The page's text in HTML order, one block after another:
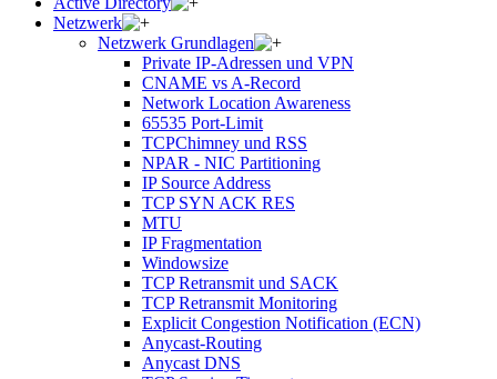
Netzwerk
Netzwerk Grundlagen
Private IP-Adressen und VPN
CNAME vs A-Record
Network Location Awareness
65535 Port-Limit
TCPChimney und RSS
NPAR - NIC Partitioning
IP Source Address
TCP SYN ACK RES
MTU
IP Fragmentation
Windowsize
TCP Retransmit und SACK
TCP Retransmit Monitoring
Explicit Congestion Notification (ECN)
Anycast-Routing
Anycast DNS